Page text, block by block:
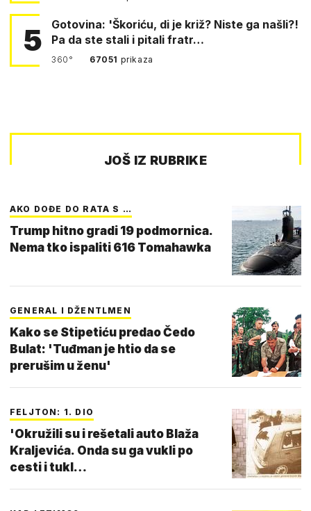
5
Gotovina: 'Škoriću, di je križ? Niste ga našli?!
Pa da ste stali i pitali fratr…
360° 67051 prikaza
JOŠ IZ RUBRIKE
AKO DOĐE DO RATA S …
Trump hitno gradi 19 podmornica.
Nema tko ispaliti 616 Tomahawka
GENERAL I DŽENTLMEN
Kako se Stipetiću predao Čedo
Bulat: 'Tuđman je htio da se
prerušim u ženu'
FELJTON: 1. DIO
'Okružili su i rešetali auto Blaža
Kraljevića. Onda su ga vukli po
cesti i tukl…